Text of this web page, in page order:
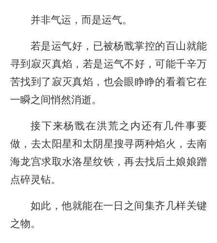
并非气运，而是运气。
若是运气好，已被杨戬掌控的百山就能
寻到寂灭真焰，若是运气不好，可能千辛万
苦找到了寂灭真焰，也会眼睁睁的看着它在
一瞬之间悄然消逝。
接下来杨戬在洪荒之内还有几件事要
做，去太阳星和太阴星搜寻两种焰火，去南
海龙宫求取水洛星纹铁，再去找后土娘娘蹭
点碎灵钻。
如此，他就能在一日之间集齐几样关键
之物。